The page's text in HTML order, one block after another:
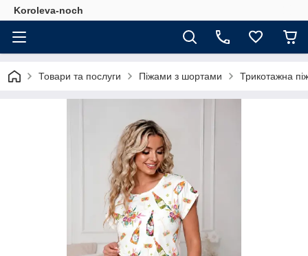
Koroleva-noch
Товари та послуги Піжами з шортами Трикотажна